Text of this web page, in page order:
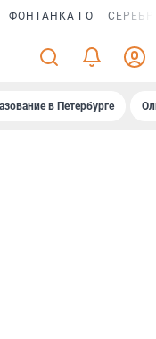
ФОНТАНКА ГО
в Петербурге